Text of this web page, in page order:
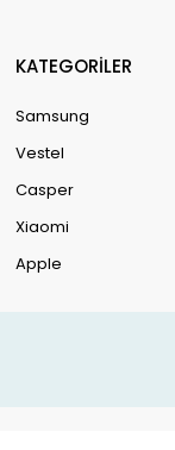
KATEGORİLER
Samsung
Vestel
Casper
Xiaomi
Apple